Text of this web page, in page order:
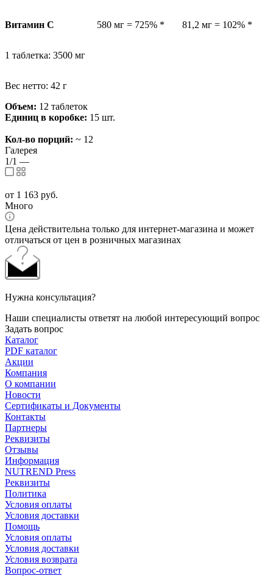
Витамин C 580 мг = 725% * 81,2 мг = 102% *
1 таблетка: 3500 мг
Вес нетто: 42 г
Объем: 12 таблеток
Единиц в коробке: 15 шт.
Кол-во порций: ~ 12
Галерея
1/1 —
от 1 163 руб.
Много
Цена действительна только для интернет-магазина и может
отличаться от цен в розничных магазинах
Нужна консультация?
Наши специалисты ответят на любой интересующий вопрос
Задать вопрос
Каталог
PDF каталог
Акции
Компания
О компании
Новости
Сертификаты и Документы
Контакты
Партнеры
Реквизиты
Отзывы
Информация
NUTREND Press
Реквизиты
Политика
Условия оплаты
Условия доставки
Помощь
Условия оплаты
Условия доставки
Условия возврата
Вопрос-ответ